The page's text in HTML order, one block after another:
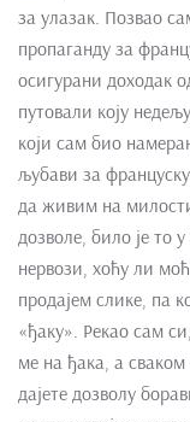
за улазак. Позвао
пропаганду за
осигурани доходак
путовали коју
који сам био
љубави за
да живим на
дозволе, било је то
нервози, хоћу ли
продајем слике, па
«ђаку». Рекао сам
ме на ђака, а
дајете дозволу